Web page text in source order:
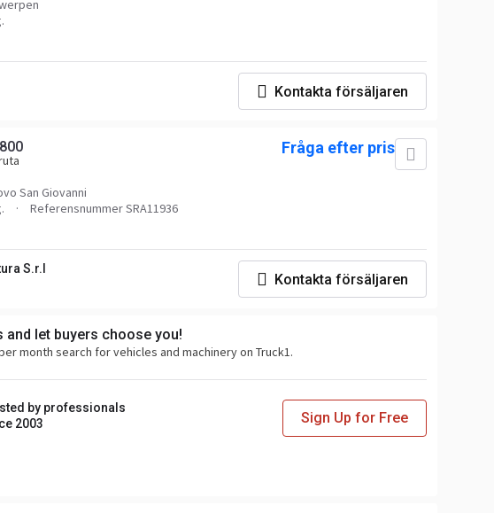
Kontakta försäljaren
San Giovanni
Referensnummer SRA11936
Fråga efter pris
S.r.l
Kontakta försäljaren
and let buyers choose you!
month search for vehicles and machinery on Truck1.
by professionals
2003
Sign Up for Free